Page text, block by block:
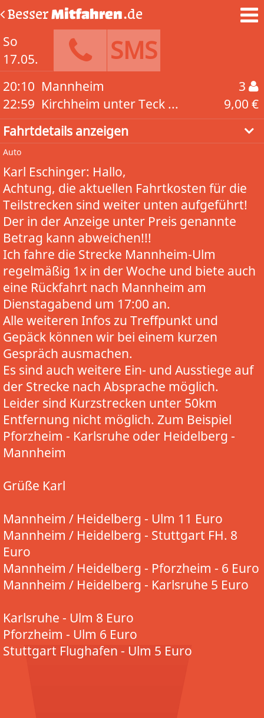
BesserMitfahren.de
So
17.05.
SMS
20:10
22:59
Mannheim
Kirchheim unter Teck ...
3
9,00 €
Fahrtdetails anzeigen
Auto
Karl Eschinger: Hallo,
Achtung, die aktuellen Fahrtkosten für die
Teilstrecken sind weiter unten aufgeführt!
Der in der Anzeige unter Preis genannte
Betrag kann abweichen!!!
Ich fahre die Strecke Mannheim-Ulm
regelmäßig 1x in der Woche und biete auch
eine Rückfahrt nach Mannheim am
Dienstagabend um 17:00 an.
Alle weiteren Infos zu Treffpunkt und
Gepäck können wir bei einem kurzen
Gespräch ausmachen.
Es sind auch weitere Ein- und Ausstiege auf
der Strecke nach Absprache möglich.
Leider sind Kurzstrecken unter 50km
Entfernung nicht möglich. Zum Beispiel
Pforzheim - Karlsruhe oder Heidelberg -
Mannheim
Grüße Karl
Mannheim / Heidelberg - Ulm 11 Euro
Mannheim / Heidelberg - Stuttgart FH. 8
Euro
Mannheim / Heidelberg - Pforzheim - 6 Euro
Mannheim / Heidelberg - Karlsruhe 5 Euro
Karlsruhe - Ulm 8 Euro
Pforzheim - Ulm 6 Euro
Stuttgart Flughafen - Ulm 5 Euro